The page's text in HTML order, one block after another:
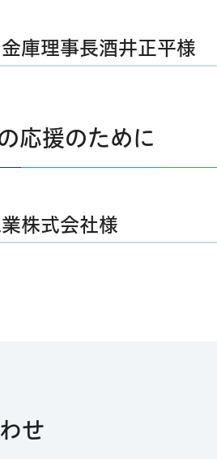
庫理事長酒井正平様
応援のために
株式会社様
せ